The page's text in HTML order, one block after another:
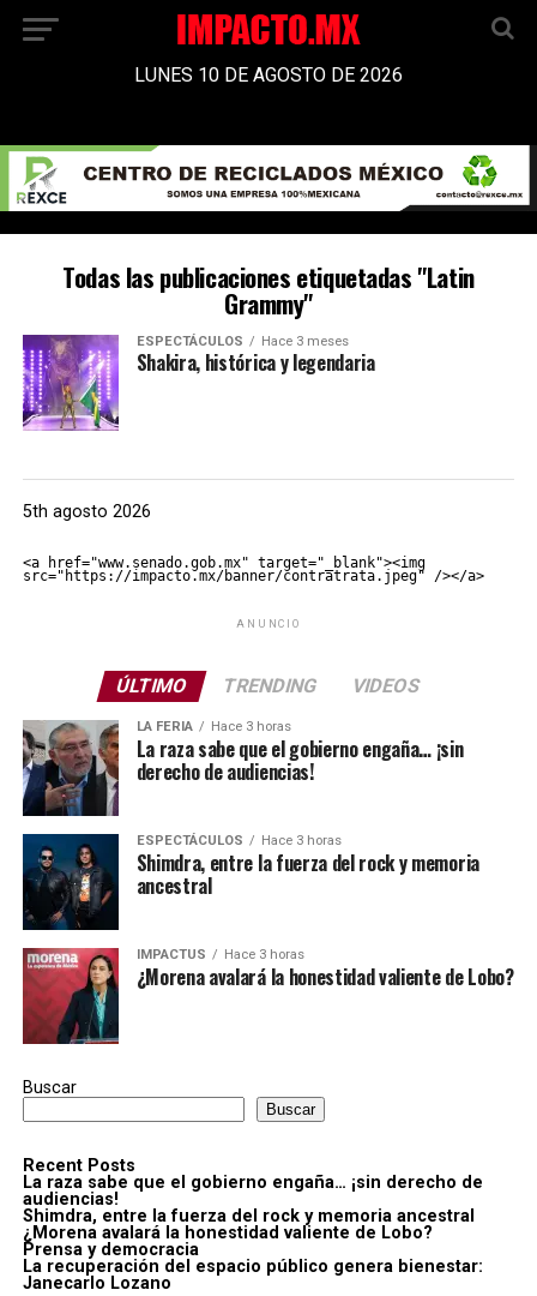
LUNES 10 DE AGOSTO DE 2026
Todas las publicaciones etiquetadas "Latin
Grammy"
ESPECTÁCULOS Hace 3 meses
Shakira, histórica y legendaria
5th agosto 2026
<a href="www.senado.gob.mx" target="_blank"><img
src="https://impacto.mx/banner/contratrata.jpeg" /></a>
ANUNCIO
ÚLTIMO TRENDING VIDEOS
LA FERIA Hace 3 horas
La raza sabe que el gobierno engaña… ¡sin
derecho de audiencias!
ESPECTÁCULOS Hace 3 horas
Shimdra, entre la fuerza del rock y memoria
ancestral
IMPACTUS Hace 3 horas
¿Morena avalará la honestidad valiente de Lobo?
Buscar
Buscar
Recent Posts
La raza sabe que el gobierno engaña… ¡sin derecho de
audiencias!
Shimdra, entre la fuerza del rock y memoria ancestral
¿Morena avalará la honestidad valiente de Lobo?
Prensa y democracia
La recuperación del espacio público genera bienestar:
Janecarlo Lozano